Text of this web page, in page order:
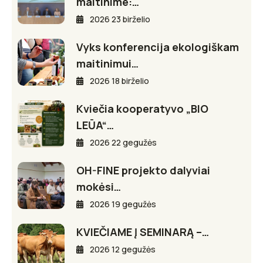
2026 23 birželio
Vyks konferencija ekologiškam
maitinimui…
2026 18 birželio
Kviečia kooperatyvo „BIO
LEŪA“…
2026 22 gegužės
OH-FINE projekto dalyviai
mokėsi…
2026 19 gegužės
KVIEČIAME Į SEMINARĄ –…
2026 12 gegužės